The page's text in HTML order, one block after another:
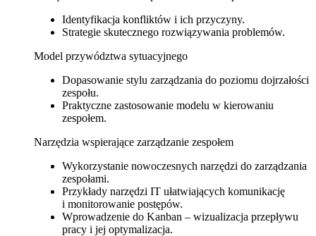
Identyfikacja konfliktów i ich przyczyny.
Strategie skutecznego rozwiązywania problemów.
Model przywództwa sytuacyjnego
Dopasowanie stylu zarządzania do poziomu dojrzałości
zespołu.
Praktyczne zastosowanie modelu w kierowaniu
zespołem.
Narzędzia wspierające zarządzanie zespołem
Wykorzystanie nowoczesnych narzędzi do zarządzania
zespołami.
Przykłady narzędzi IT ułatwiających komunikację
i monitorowanie postępów.
Wprowadzenie do Kanban – wizualizacja przepływu
pracy i jej optymalizacja.